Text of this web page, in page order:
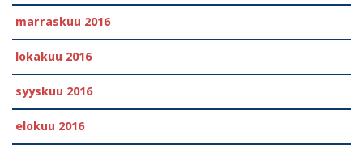
marraskuu 2016
lokakuu 2016
syyskuu 2016
elokuu 2016